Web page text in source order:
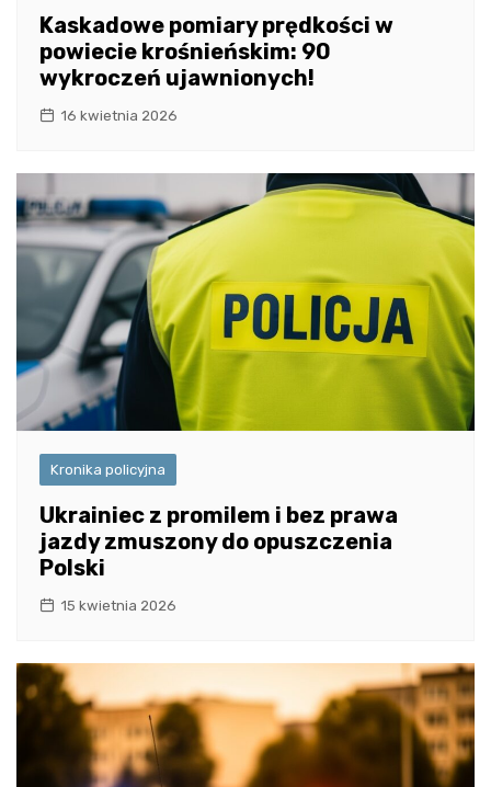
Kaskadowe pomiary prędkości w
powiecie krośnieńskim: 90
wykroczeń ujawnionych!
16 kwietnia 2026
Kronika policyjna
Ukrainiec z promilem i bez prawa
jazdy zmuszony do opuszczenia
Polski
15 kwietnia 2026